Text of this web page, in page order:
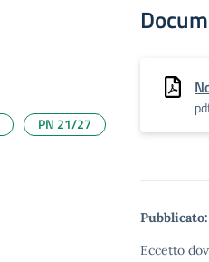
Pubblicato:
Eccetto
PN 21/27